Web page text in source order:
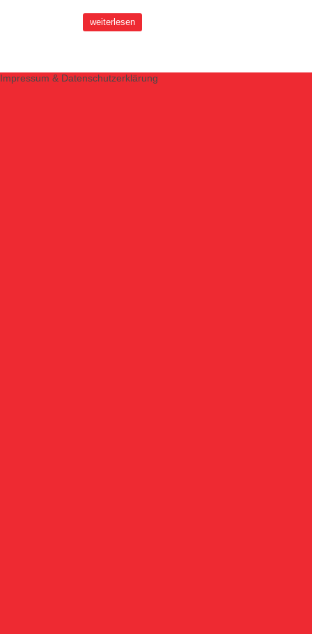
weiterlesen
Impressum & Datenschutzerklärung